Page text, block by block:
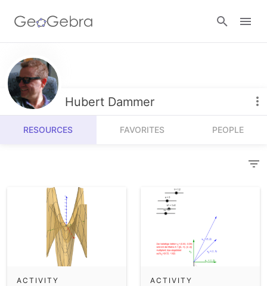
Resources
Number Sense
Algebra
Measurement
Operations
Probability and Statistics
Calculators
Geometry
3D Calculator
Hubert Dammer
RESOURCES FAVORITES PEOPLE
ACTIVITY ACTIVITY